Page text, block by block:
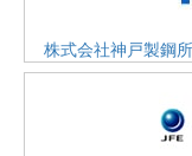
株式会社神戸製鋼